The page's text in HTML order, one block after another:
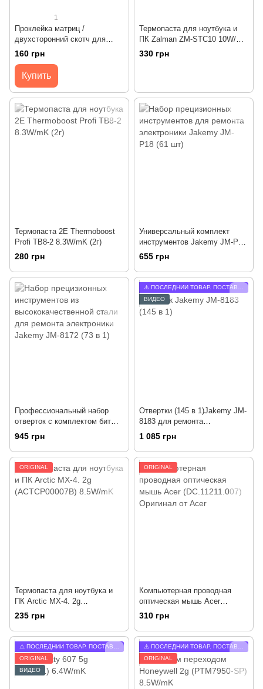
1
Проклейка матриц /
двухсторонний скотч для
крепления матрицы /
эластичная двухсторонняя
липкая лента для установки
матриц ноутбука
(210мм*10мм*0.3мм) 2шт
160 грн
Купить
Термопаста для ноутбука и
ПК Zalman ZM-STC10 10W/mK
(2г)
330 грн
Термопаста 2E Thermoboost
Profi TB8-2 8.3W/mK (2г)
280 грн
Универсальный комплект
инструментов Jakemy JM-P18
(61 шт) в чехле
655 грн
Профессиональный набор
отверток с комплектом бит
Jakemy JM-8172 для разборки
электротехники
945 грн
⚠️ ПОСЛЕДНИЙ ТОВАР. ПОСТАВОК БОЛЬШЕ НЕ БУДЕТ.
ВИДЕО
Отвертки (145 в 1)Jakemy JM-
8183 для ремонта
электроники
1 085 грн
ORIGINAL
Термопаста для ноутбука и
ПК Arctic MX-4. 2g
(ACTCP00007B) 8.5W/mK
235 грн
ORIGINAL
Компьютерная проводная
оптическая мышь Acer
(DC.11211.007) Оригинал от
310 грн
ORIGINAL
ВИДЕО
ORIGINAL